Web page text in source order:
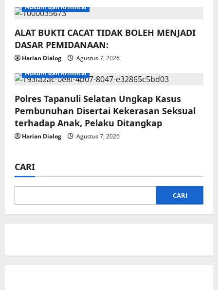
Hukum dan Kriminal
ALAT BUKTI CACAT TIDAK BOLEH MENJADI
DASAR PEMIDANAAN:
Harian Dialog
Agustus 7, 2026
Hukum dan Kriminal
Polres Tapanuli Selatan Ungkap Kasus
Pembunuhan Disertai Kekerasan Seksual
terhadap Anak, Pelaku Ditangkap
Harian Dialog Agustus 7, 2026
CARI
CARI